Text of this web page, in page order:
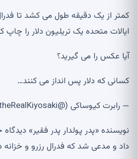
کمتر از یک دقیقه طول می کشد تا
ایالات متحده یک تریلیون دلار را چاپ
آیا عکس را می گیرید؟
کسانی که دلار پس انداز می کنند…
— رابرت کیوساکی (@theRealKiyosaki) 12 ژوئن 2026
نویسنده «پدر پولدار پدر فقیر»
داد و مدعی شد که فدرال رزرو و خزانه